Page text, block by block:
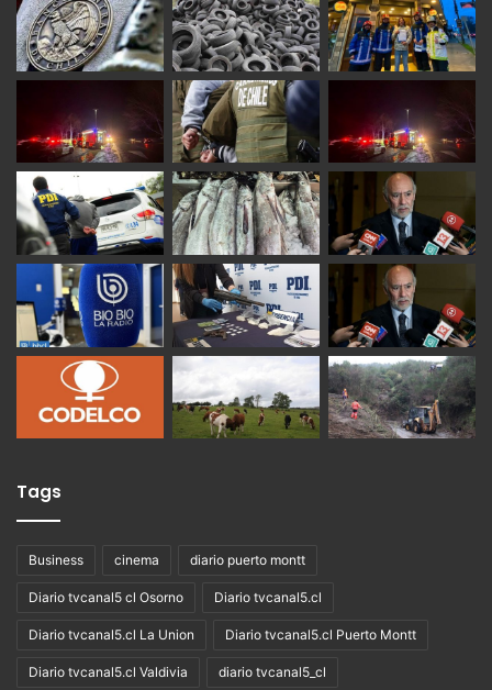
Tags
Business cinema diario puerto montt
Diario tvcanal5 cl Osorno Diario tvcanal5.cl
Diario tvcanal5.cl La Union Diario tvcanal5.cl Puerto Montt
Diario tvcanal5.cl Valdivia diario tvcanal5_cl